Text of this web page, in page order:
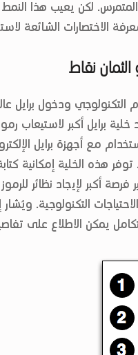
لكن يعيب هذا النمط
الاختصارات الشائعة
الثمان نقاط
التكنولوجي ودخول برايل
برايل أكبر لاستيعاب
مع أجهزة برايل
أكبر لإيجاد نظائر
التكنولوجية.
يمكن الاطلاع على